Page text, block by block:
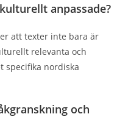
anpassade?
att texter inte bara är
relevanta och
specifika nordiska
och